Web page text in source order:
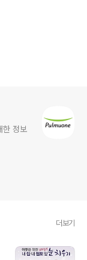
한 정보
더보기